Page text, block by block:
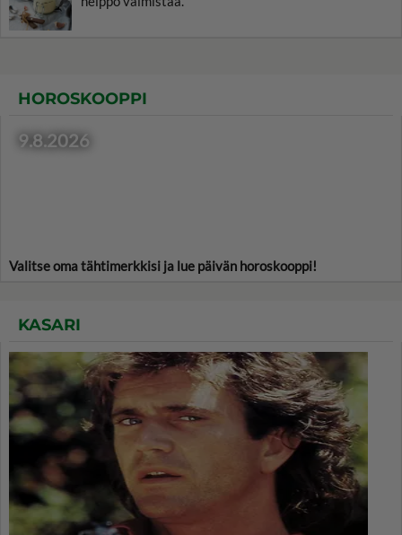
HOROSKOOPPI
9.8.2026
Valitse oma tähtimerkkisi ja lue päivän horoskooppi!
KASARI